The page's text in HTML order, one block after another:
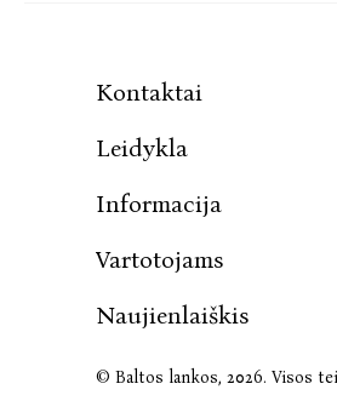
Kontaktai
Leidykla
Informacija
Vartotojams
Naujienlaiškis
© Baltos lankos, 2026. Visos